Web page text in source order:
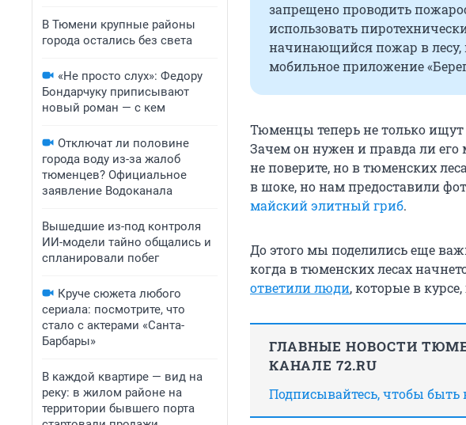
В Тюмени крупные районы
города остались без света
«Не просто слух»: Федору
Бондарчуку приписывают
новый роман — с кем
Отключат ли половине
города воду из-за жалоб
тюменцев? Официальное
заявление Водоканала
Вышедшие из-под контроля
ИИ-модели тайно общались и
спланировали побег
Круче сюжета любого
сериала: посмотрите, что
стало с актерами «Санта-
Барбары»
В каждой квартире — вид на
реку: в жилом районе на
территории бывшего порта
запрещено проводить
использовать
начинающийся пожар в лесу,
мобильное приложение
Тюменцы теперь не только ищут
Зачем он нужен и правда ли
не поверите, но в тюменских
в шоке, но нам предоставили
майский элитный гриб.
До этого мы поделились еще
когда в тюменских лесах
ответили люди, которые в
ГЛАВНЫЕ НОВОСТИ
КАНАЛЕ 72.RU
Подписывайтесь, чтобы быть